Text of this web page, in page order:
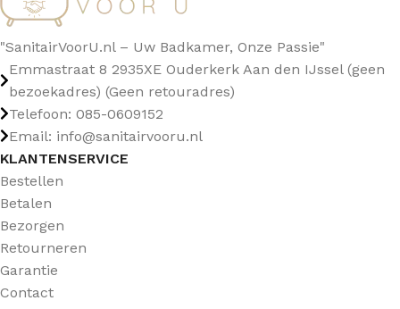
"SanitairVoorU.nl – Uw Badkamer, Onze Passie"
Emmastraat 8 2935XE Ouderkerk Aan den IJssel (geen
bezoekadres) (Geen retouradres)
Telefoon: 085-0609152
Email: info@sanitairvooru.nl
KLANTENSERVICE
Bestellen
Betalen
Bezorgen
Retourneren
Garantie
Contact